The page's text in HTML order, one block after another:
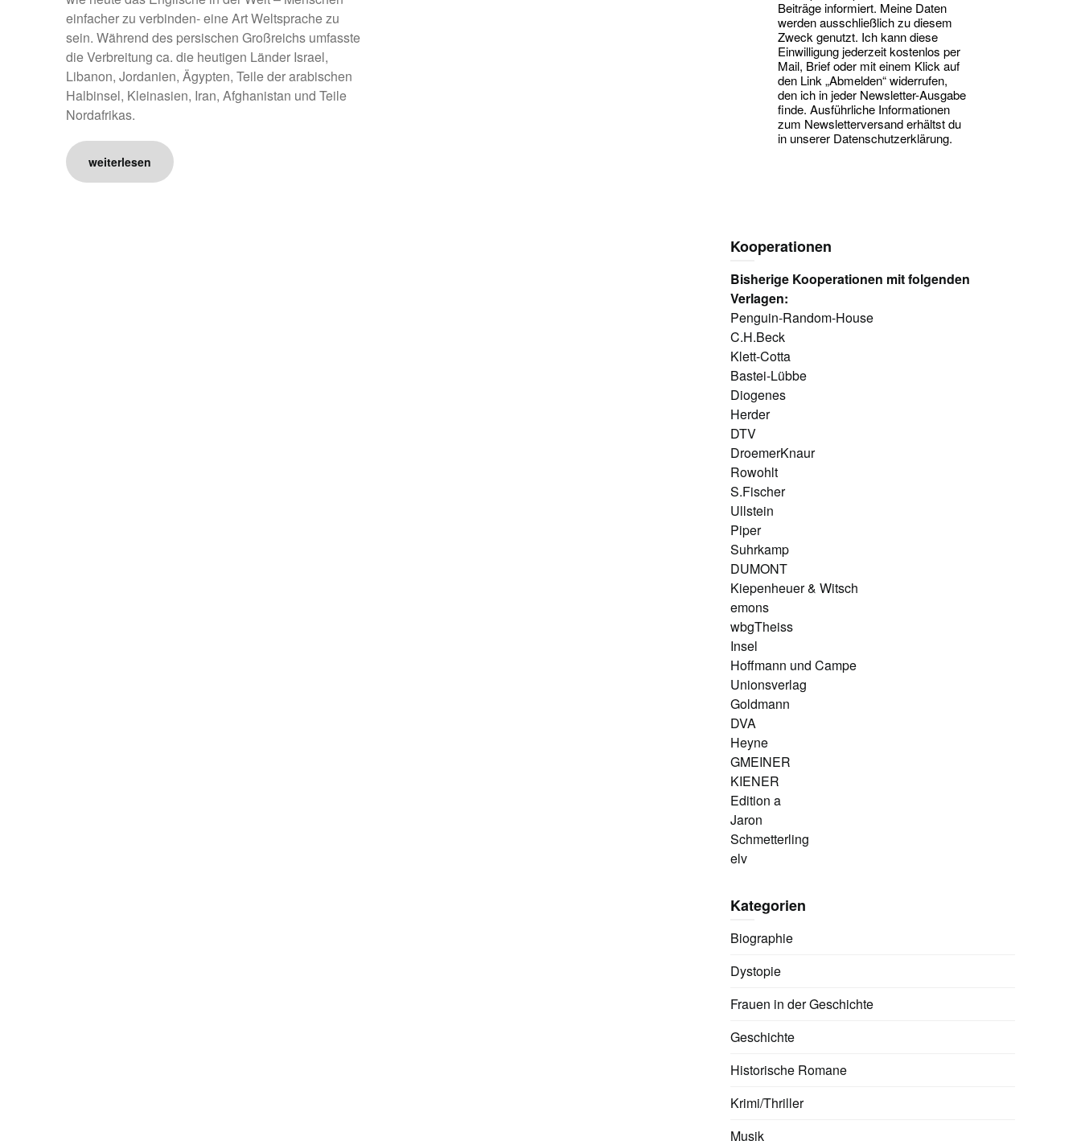
einfacher zu verbinden- eine Art Weltsprache zu
sein. Während des persischen Großreichs umfasste
die Verbreitung ca. die heutigen Länder Israel,
Libanon, Jordanien, Ägypten, Teile der arabischen
Halbinsel, Kleinasien, Iran, Afghanistan und Teile
Nordafrikas.
weiterlesen
Beiträge informiert. Meine Daten
werden ausschließlich zu diesem
Zweck genutzt. Ich kann diese
Einwilligung jederzeit kostenlos per
Mail, Brief oder mit einem Klick auf
den Link „Abmelden“ widerrufen,
den ich in jeder Newsletter-Ausgabe
finde. Ausführliche Informationen
zum Newsletterversand erhältst du
in unserer Datenschutzerklärung.
Kooperationen
Bisherige Kooperationen mit folgenden
Verlagen:
Penguin-Random-House
C.H.Beck
Klett-Cotta
Bastei-Lübbe
Diogenes
Herder
DTV
DroemerKnaur
Rowohlt
S.Fischer
Ullstein
Piper
Suhrkamp
DUMONT
Kiepenheuer & Witsch
emons
wbgTheiss
Insel
Hoffmann und Campe
Unionsverlag
Goldmann
DVA
Heyne
GMEINER
KIENER
Edition a
Jaron
Schmetterling
elv
Kategorien
Biographie
Dystopie
Frauen in der Geschichte
Geschichte
Historische Romane
Krimi/Thriller
Musik